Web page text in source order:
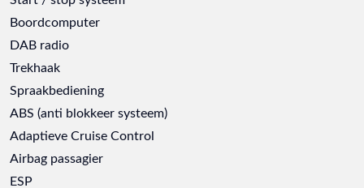
Boordcomputer
DAB radio
Trekhaak
Spraakbediening
ABS (anti blokkeer systeem)
Adaptieve Cruise Control
Airbag passagier
ESP